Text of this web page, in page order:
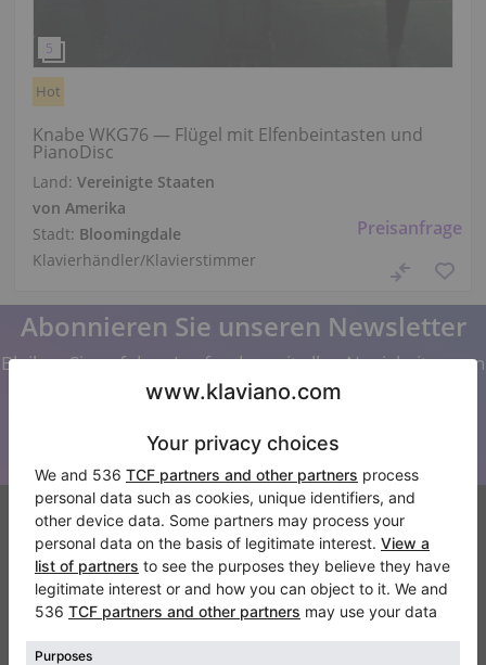
Preisanfrage
Hot
Knabe WKG76 — Flügel mit Elfenbeintasten und
PianoDisc
Land: Vereinigte Staaten
von Amerika
Stadt: Bloomingdale
Klavierhändler/Klavierstimmer
Abonnieren Sie unseren Newsletter
Bleiben Sie auf dem Laufenden mit allen Neuigkeiten von
Klaviano
Klaviano
Kontakt